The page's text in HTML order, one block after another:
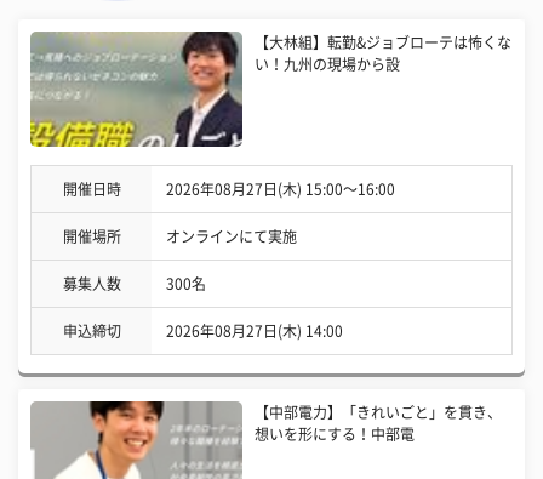
【大林組】転勤&ジョブローテは怖くな
い！九州の現場から設
開催日時 2026年08月27日(木) 15:00〜16:00
開催場所 オンラインにて実施
募集人数 300名
申込締切 2026年08月27日(木) 14:00
【中部電力】「きれいごと」を貫き、
想いを形にする！中部電